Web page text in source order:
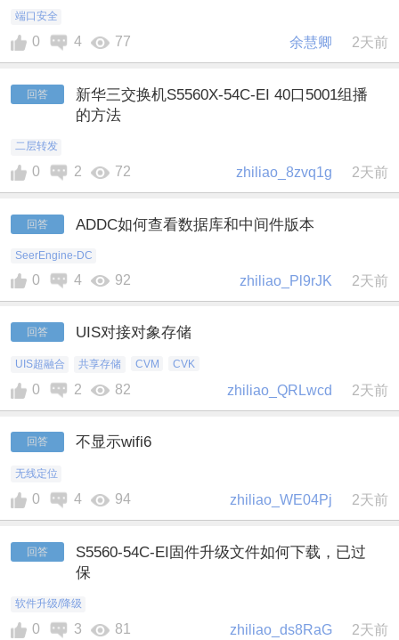
端口安全
0 4 77 余慧卿 2天前
回答
新华三交换机S5560X-54C-EI 40口5001组播
的方法
二层转发
0 2 72 zhiliao_8zvq1g 2天前
回答 ADDC如何查看数据库和中间件版本
SeerEngine-DC
0 4 92 zhiliao_Pl9rJK 2天前
回答 UIS对接对象存储
UIS超融合 共享存储 CVM CVK
0 2 82 zhiliao_QRLwcd 2天前
回答 不显示wifi6
无线定位
0 4 94 zhiliao_WE04Pj 2天前
回答
S5560-54C-EI固件升级文件如何下载，已过
保
软件升级/降级
0 3 81 zhiliao_ds8RaG 2天前